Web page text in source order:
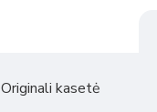
Originali kasetė